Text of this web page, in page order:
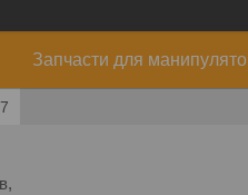
Запчасти для